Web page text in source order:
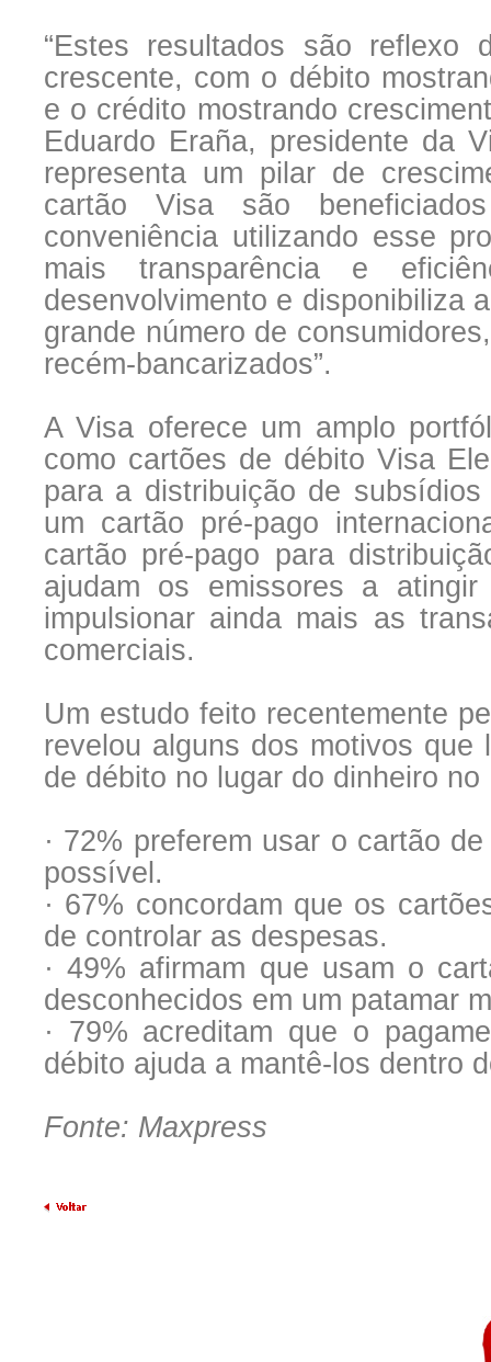
“Estes resultados são
crescente, com o débito
e o crédito mostrando
Eduardo Eraña, presidente da
representa um pilar de
cartão Visa são
conveniência utilizando esse
mais transparência e
desenvolvimento e disponibiliza
grande número de
recém-bancarizados”.
A Visa oferece um amplo
como cartões de débito Visa
para a distribuição de
um cartão pré-pago
cartão pré-pago para
ajudam os emissores a
impulsionar ainda mais as
comerciais.
Um estudo feito recentemente
revelou alguns dos motivos
de débito no lugar do dinheiro no
· 72% preferem usar o cartão
possível.
· 67% concordam que os
de controlar as despesas.
· 49% afirmam que usam o
desconhecidos em um patamar
· 79% acreditam que o
débito ajuda a mantê-los dentro
Fonte: Maxpress